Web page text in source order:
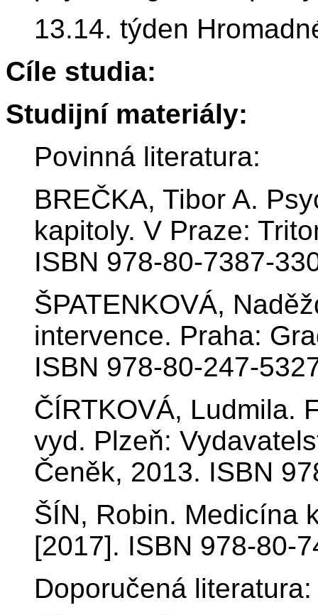
13.14. týden
Cíle studia:
Studijní materiály:
Povinná literatura:
BREČKA, Tibor A.
kapitoly. V Praze:
ISBN 978-80-7387-
ŠPATENKOVÁ,
intervence. Praha:
ISBN 978-80-247-
ČÍRTKOVÁ, Ludmila.
vyd. Plzeň:
Čeněk, 2013. ISBN
ŠÍN, Robin. Medicína
[2017]. ISBN 978-80-
Doporučená literatura: